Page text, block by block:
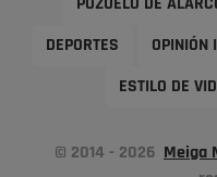
POZUELO DE
DEPORTES OPINIÓN
ESTILO DE
© 2014 - 2026 Meiga